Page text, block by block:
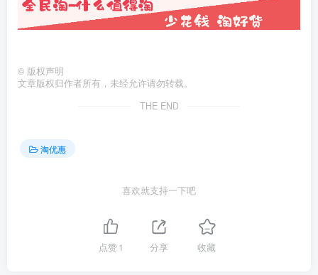
© 版权声明
文章版权归作者所有，未经允许请勿转载。
THE END
淘优惠
喜欢就支持一下吧
点赞1 分享 收藏